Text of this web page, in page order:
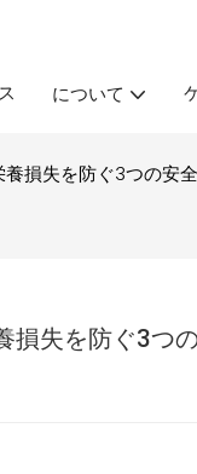
について
損失を防ぐ3つの安
損失を防ぐ3つ